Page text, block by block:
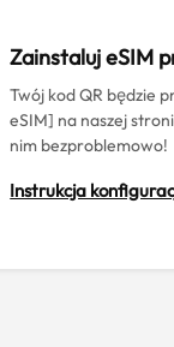
Zainstaluj eSIM
Twój kod QR będzie
eSIM] na naszej
nim bezproblemowo!
Instrukcja